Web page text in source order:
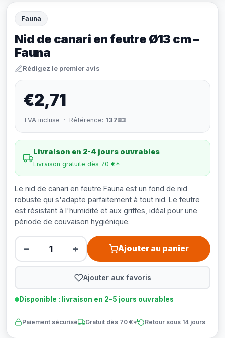
Fauna
Nid de canari en feutre Ø13 cm –
Fauna
Rédigez le premier avis
€2,71
TVA incluse · Référence: 13783
Livraison en 2-4 jours ouvrables
Livraison gratuite dès 70 €*
Le nid de canari en feutre Fauna est un fond de nid
robuste qui s'adapte parfaitement à tout nid. Le feutre
est résistant à l'humidité et aux griffes, idéal pour une
période de couvaison hygiénique.
− + Ajouter au panier
Ajouter aux favoris
Disponible : livraison en 2-5 jours ouvrables
Paiement sécurisé Gratuit dès 70 €* Retour sous 14 jours